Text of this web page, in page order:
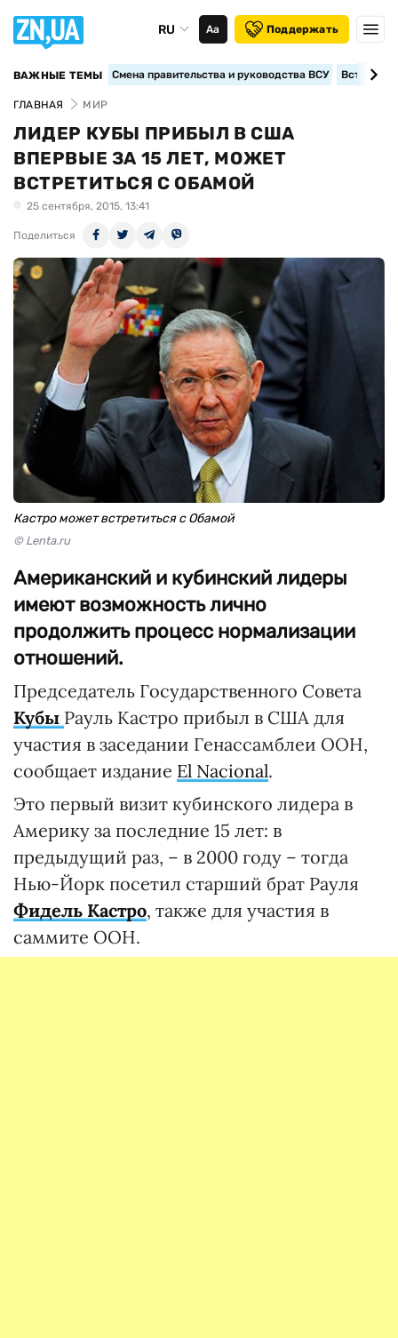
RU Аа Поддержать
ВАЖНЫЕ ТЕМЫ Смена правительства и руководства ВСУ
ГЛАВНАЯ МИР
ЛИДЕР КУБЫ ПРИБЫЛ В США
ВПЕРВЫЕ ЗА 15 ЛЕТ, МОЖЕТ
ВСТРЕТИТЬСЯ С ОБАМОЙ
25 сентября, 2015, 13:41
Поделиться
Кастро может встретиться с Обамой
© Lenta.ru
Американский и кубинский лидеры
имеют возможность лично
продолжить процесс нормализации
отношений.
Председатель Государственного Совета
Кубы Рауль Кастро прибыл в США для
участия в заседании Генассамблеи ООН,
сообщает издание El Nacional.
Это первый визит кубинского лидера в
Америку за последние 15 лет: в
предыдущий раз, – в 2000 году – тогда
Нью-Йорк посетил старший брат Рауля
Фидель Кастро, также для участия в
саммите ООН.